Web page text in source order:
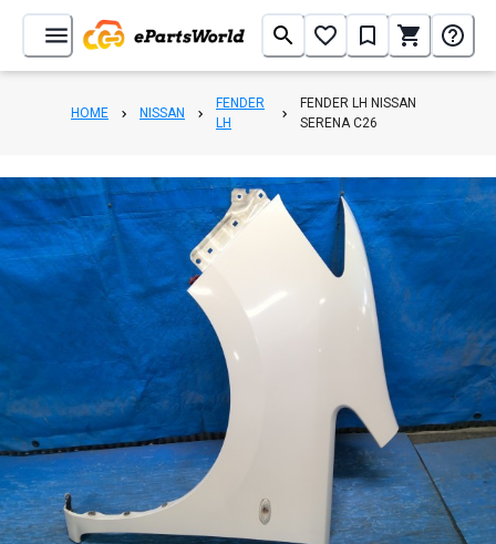
HOME NISSAN
FENDER
LH
FENDER LH NISSAN
SERENA C26